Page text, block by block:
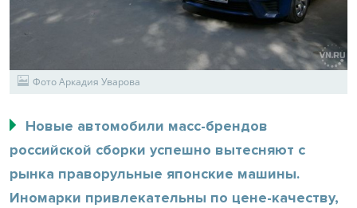
Фото Аркадия Уварова
Новые автомобили масс-брендов
российской сборки успешно вытесняют с
рынка праворульные японские машины.
Иномарки привлекательны по цене-качеству,